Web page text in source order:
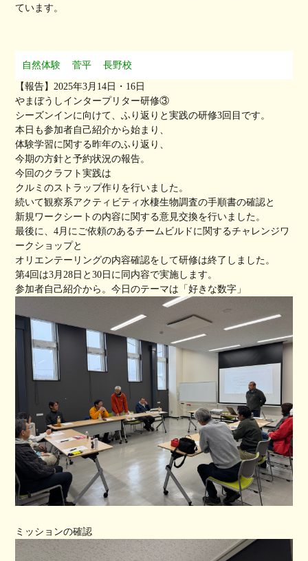
ています。
自然体験 菅平 長野校
【報告】2025年3月14日・16日
やまぼうしインタープリター研修③
シーズンインに向けて、ふり返りと実践の研修3回目です。
本日も参加者自己紹介から始まり、
体験学習に関する昨年のふり返り、
今期の方針と予約状況の報告。
今回のクラフト実践は
クルミのストラップ作りを行いました。
続いて観察系アクティビティ水棲生物調査の手順書の確認と
新規ワークシートの内容に関する意見交換を行いました。
最後に、4月にご依頼のあるチームビルドに関するチャレンジワ
ークショップと
オリエンテーリングの内容確認をして研修は終了しました。
第4回は3月28日と30日に同内容で実施します。
参加者自己紹介から。今日のテーマは「好きな数字」
ミッションの確認